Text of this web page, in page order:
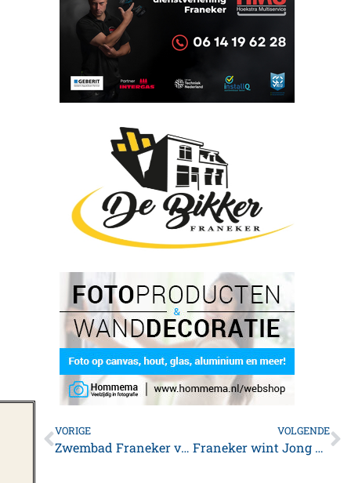
VORIGE
Zwembad Franeker verkocht en snel weer open
VOLGENDE
Franeker wint Jong Feintepartij in Oosterend